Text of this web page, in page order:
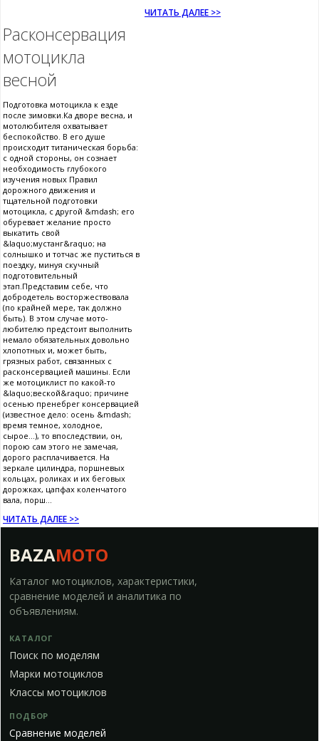
ЧИТАТЬ ДАЛЕЕ >>
Расконсервация
мотоцикла
весной
Подготовка мотоцикла к езде
после зимовки.Ка дворе весна, и
мотолюбителя охватывает
беспокойство. В его душе
происходит титаническая борьба:
с одной стороны, он сознает
необходимость глубокого
изучения новых Правил
дорожного движения и
тщательной подготовки
мотоцикла, с другой &mdash; его
обуревает желание просто
выкатить свой
&laquo;мустанг&raquo; на
солнышко и тотчас же пуститься в
поездку, минуя скучный
подготовительный
этап.Представим себе, что
добродетель восторжествовала
(по крайней мере, так должно
быть). В этом случае мото-
любителю предстоит выполнить
немало обязательных довольно
хлопотных и, может быть,
грязных работ, связанных с
расконсервацией машины. Если
же мотоциклист по какой-то
&laquo;веской&raquo; причине
осенью пренебрег консервацией
(известное дело: осень &mdash;
время темное, холодное,
сырое...), то впоследствии, он,
порою сам этого не замечая,
дорого расплачивается. На
зеркале цилиндра, поршневых
кольцах, роликах и их беговых
дорожках, цапфах коленчатого
вала, порш...
ЧИТАТЬ ДАЛЕЕ >>
BAZAMOTO
Каталог мотоциклов, характеристики,
сравнение моделей и аналитика по
объявлениям.
КАТАЛОГ
Поиск по моделям
Марки мотоциклов
Классы мотоциклов
ПОДБОР
Сравнение моделей